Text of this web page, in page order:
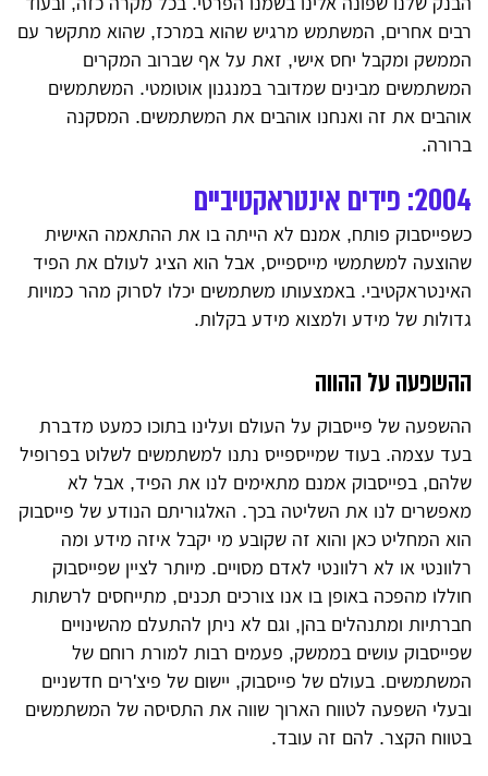
רבים אחרים, המשתמש מרגיש שהוא במרכז, שהוא מתקשר עם
הממשק ומקבל יחס אישי, זאת על אף שברוב המקרים
המשתמשים מבינים שמדובר במנגנון אוטומטי. המשתמשים
אוהבים את זה ואנחנו אוהבים את המשתמשים. המסקנה
ברורה.
2004: פידים אינטראקטיביים
כשפייסבוק פותח, אמנם לא הייתה בו את ההתאמה האישית
שהוצעה למשתמשי מייספייס, אבל הוא הציג לעולם את הפיד
האינטראקטיבי. באמצעותו משתמשים יכלו לסרוק מהר כמויות
גדולות של מידע ולמצוא מידע בקלות.
ההשפעה על ההווה
ההשפעה של פייסבוק על העולם ועלינו בתוכו כמעט מדברת
בעד עצמה. בעוד שמייספייס נתנו למשתמשים לשלוט בפרופיל
שלהם, בפייסבוק אמנם מתאימים לנו את הפיד, אבל לא
מאפשרים לנו את השליטה בכך. האלגוריתם הנודע של פייסבוק
הוא המחליט כאן והוא זה שקובע מי יקבל איזה מידע ומה
רלוונטי או לא רלוונטי לאדם מסויים. מיותר לציין שפייסבוק
חוללו מהפכה באופן בו אנו צורכים תכנים, מתייחסים לרשתות
חברתיות ומתנהלים בהן, וגם לא ניתן להתעלם מהשינויים
שפייסבוק עושים בממשק, פעמים רבות למורת רוחם של
המשתמשים. בעולם של פייסבוק, יישום של פיצ'רים חדשניים
ובעלי השפעה לטווח הארוך שווה את התסיסה של המשתמשים
בטווח הקצר. להם זה עובד.